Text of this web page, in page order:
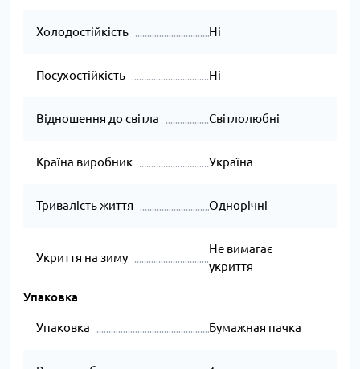
Холодостійкість Ні
Посухостійкість Ні
Відношення до світла Світлолюбні
Країна виробник Україна
Тривалість життя Однорічні
Укриття на зиму
Не вимагає
укриття
Упаковка
Упаковка Бумажная пачка